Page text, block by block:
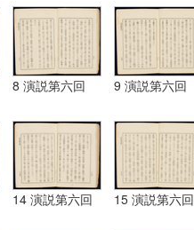
8 演説第六回 9 演説第六回
14 演説第六回 15 演説第六回